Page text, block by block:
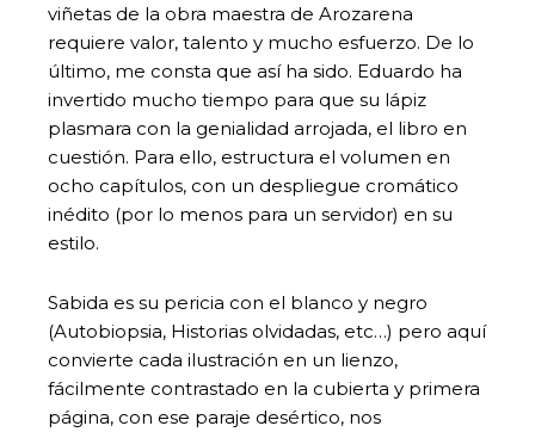
viñetas de la obra maestra de Arozarena
requiere valor, talento y mucho esfuerzo. De lo
último, me consta que así ha sido. Eduardo ha
invertido mucho tiempo para que su lápiz
plasmara con la genialidad arrojada, el libro en
cuestión. Para ello, estructura el volumen en
ocho capítulos, con un despliegue cromático
inédito (por lo menos para un servidor) en su
estilo.
Sabida es su pericia con el blanco y negro
(Autobiopsia, Historias olvidadas, etc…) pero aquí
convierte cada ilustración en un lienzo,
fácilmente contrastado en la cubierta y primera
página, con ese paraje desértico, nos